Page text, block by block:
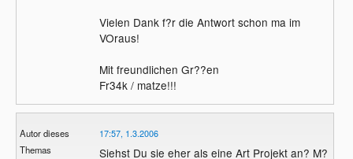
Vielen Dank f?r die Antwort schon ma im
VOraus!
Mit freundlichen Gr??en
Fr34k / matze!!!
Autor dieses
Themas
17:57, 1.3.2006
Siehst Du sie eher als eine Art Projekt an? M?